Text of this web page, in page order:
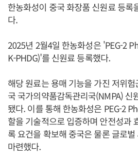
한농화성이 중국 화장품 신원료 등록
다.
2025년 2월4일 한농화성은 'PEG-2
K-PHDG)'를 신원료 등록했다.
해당 원료는 용매 기능을 가진 저위
국 국가의약품감독관리국(NMPA) 신
됐다. 이를 통해 한농화성은 PEG-2
할을 기술적으로 입증하며 안전성과
록 요건을 확보해 중국은 물론 글로
마련했다.